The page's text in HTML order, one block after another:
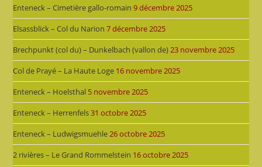
Enteneck – Cimetière gallo-romain 9 décembre 2025
Elsassblick – Col du Narion 7 décembre 2025
Brechpunkt (col du) – Dunkelbach (vallon de)23 novembre 2025
Col de Prayé – La Haute Loge 16 novembre 2025
Enteneck – Hoelsthal 5 novembre 2025
Enteneck – Herrenfels31 octobre 2025
Enteneck – Ludwigsmuehle26 octobre 2025
2 rivières – Le Grand Rommelstein 16 octobre 2025